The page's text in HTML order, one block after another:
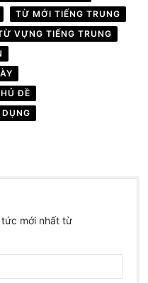
TỪ MỚI TIẾNG TRUNG
VỰNG TIẾNG TRUNG
ĐỀ
tức mới nhất từ